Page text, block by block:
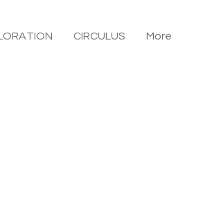
CIRCULUS More